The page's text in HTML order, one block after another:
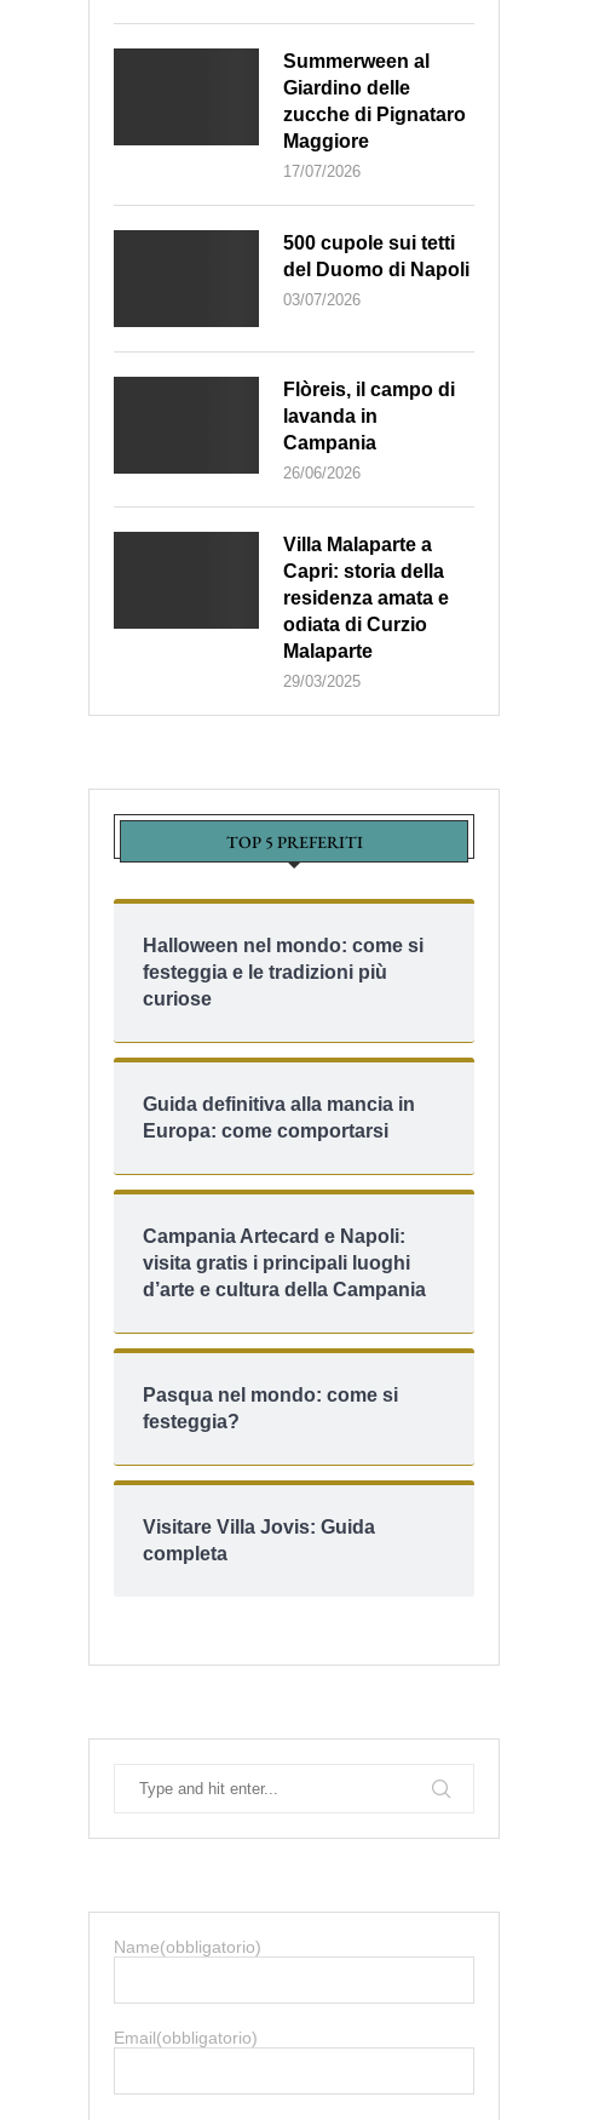
Summerween al
Giardino delle
zucche di Pignataro
Maggiore
17/07/2026
500 cupole sui tetti
del Duomo di Napoli
03/07/2026
Flòreis, il campo di
lavanda in
Campania
26/06/2026
Villa Malaparte a
Capri: storia della
residenza amata e
odiata di Curzio
Malaparte
29/03/2025
TOP 5 PREFERITI
Halloween nel mondo: come si
festeggia e le tradizioni più
curiose
Guida definitiva alla mancia in
Europa: come comportarsi
Campania Artecard e Napoli:
visita gratis i principali luoghi
d’arte e cultura della Campania
Pasqua nel mondo: come si
festeggia?
Visitare Villa Jovis: Guida
completa
Name(obbligatorio)
Email(obbligatorio)